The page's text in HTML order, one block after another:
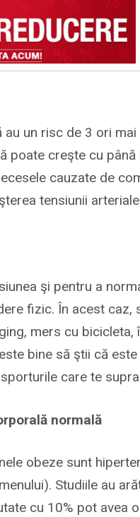
au un risc de 3 ori
poate creşte cu
cauzate de
tensiunii
şi pentru a
fizic. În acest
mers cu
bine să ştii că
care te
normală
obeze sunt
Studiile au
cu 10% pot avea